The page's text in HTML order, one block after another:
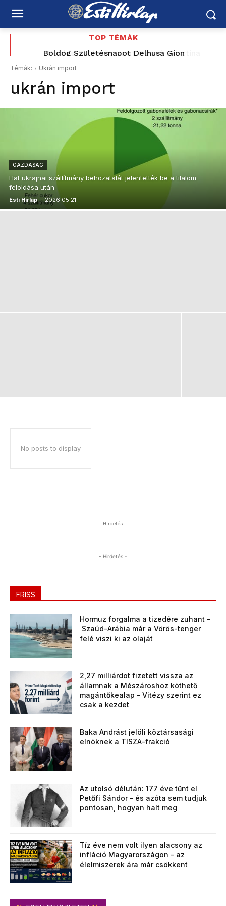
TOP TÉMÁK
Boldog Születésnapot Delhusa Gjon
Boldog Születésnapot Frenyó Krisztina
Témák: Ukrán import
ukrán import
GAZDASÁG
Hat ukrajnai szállítmány behozatalát jelentették be a tilalom
feloldása után
Esti Hírlap - 2026.05.21.
No posts to display
- Hirdetés -
- Hirdetés -
FRISS
Hormuz forgalma a tizedére zuhant –
Szaúd-Arábia már a Vörös-tenger
felé viszi ki az olaját
2,27 milliárdot fizetett vissza az
államnak a Mészároshoz köthető
magántőkealap – Vitézy szerint ez
csak a kezdet
Baka Andrást jelöli köztársasági
elnöknek a TISZA-frakció
Az utolsó délután: 177 éve tűnt el
Petőfi Sándor – és azóta sem tudjuk
pontosan, hogyan halt meg
Tíz éve nem volt ilyen alacsony az
infláció Magyarországon – az
élelmiszerek ára már csökkent